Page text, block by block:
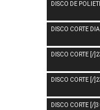
DISCO DE
DISCO CORTE
DISCO CORTE [/
DISCO CORTE [/
DISCO CORTE [/